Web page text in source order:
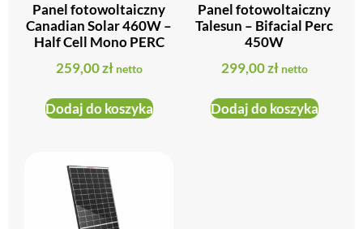
Panel fotowoltaiczny
Canadian Solar 460W –
Half Cell Mono PERC
259,00zł netto
Dodaj do koszyka
Panel fotowoltaiczny
Talesun – Bifacial Perc
450W
299,00zł netto
Dodaj do koszyka